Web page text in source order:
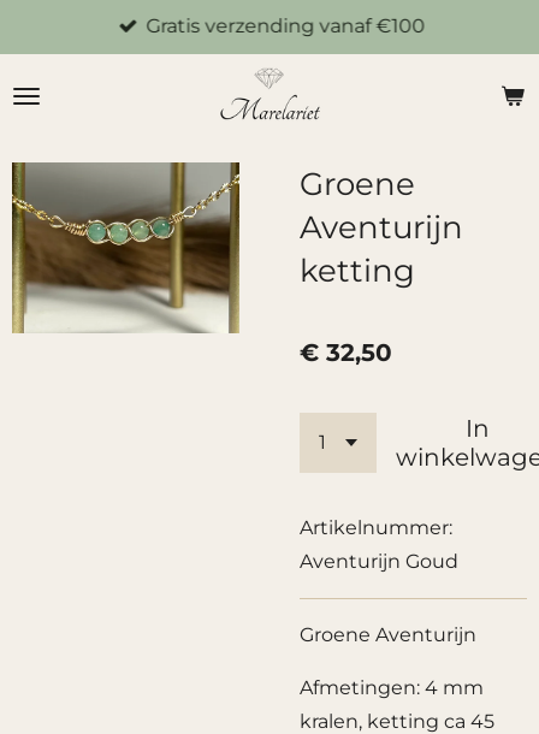
direct
naar
hoofdinhoud
Gratis verzending vanaf €100
Groene
Aventurijn
ketting
€ 32,50
In
Artikelnummer:
Aventurijn Goud
Groene Aventurijn
Afmetingen: 4 mm
kralen, ketting ca 45